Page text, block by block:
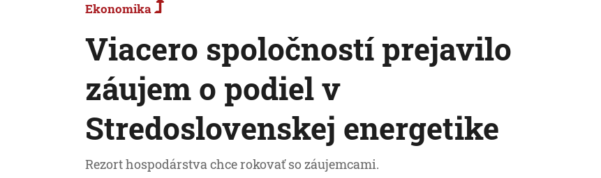
Ekonomika
Viacero spoločností prejavilo
záujem o podiel v
Stredoslovenskej energetike
Rezort hospodárstva chce rokovať so záujemcami.